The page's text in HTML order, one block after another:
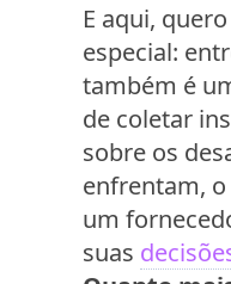
E aqui,
especial:
também é
de coletar
sobre os
enfrentam,
um
suas